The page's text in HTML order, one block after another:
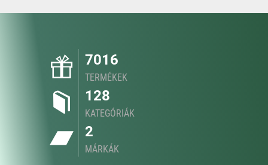
7016
TERMÉKEK
128
KATEGÓRIÁK
2
MÁRKÁK